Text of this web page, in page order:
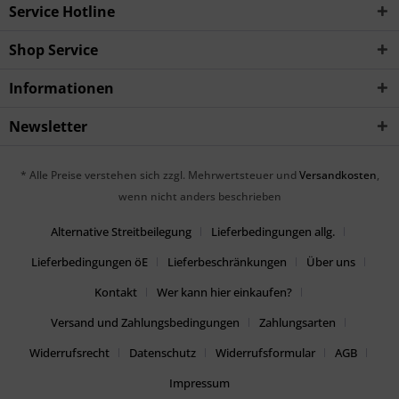
Service Hotline
Shop Service
Informationen
Newsletter
* Alle Preise verstehen sich zzgl. Mehrwertsteuer und Versandkosten,
wenn nicht anders beschrieben
Alternative Streitbeilegung
Lieferbedingungen allg.
Lieferbedingungen öE
Lieferbeschränkungen
Über uns
Kontakt
Wer kann hier einkaufen?
Versand und Zahlungsbedingungen
Zahlungsarten
Widerrufsrecht
Datenschutz Widerrufsformular
AGB
Impressum